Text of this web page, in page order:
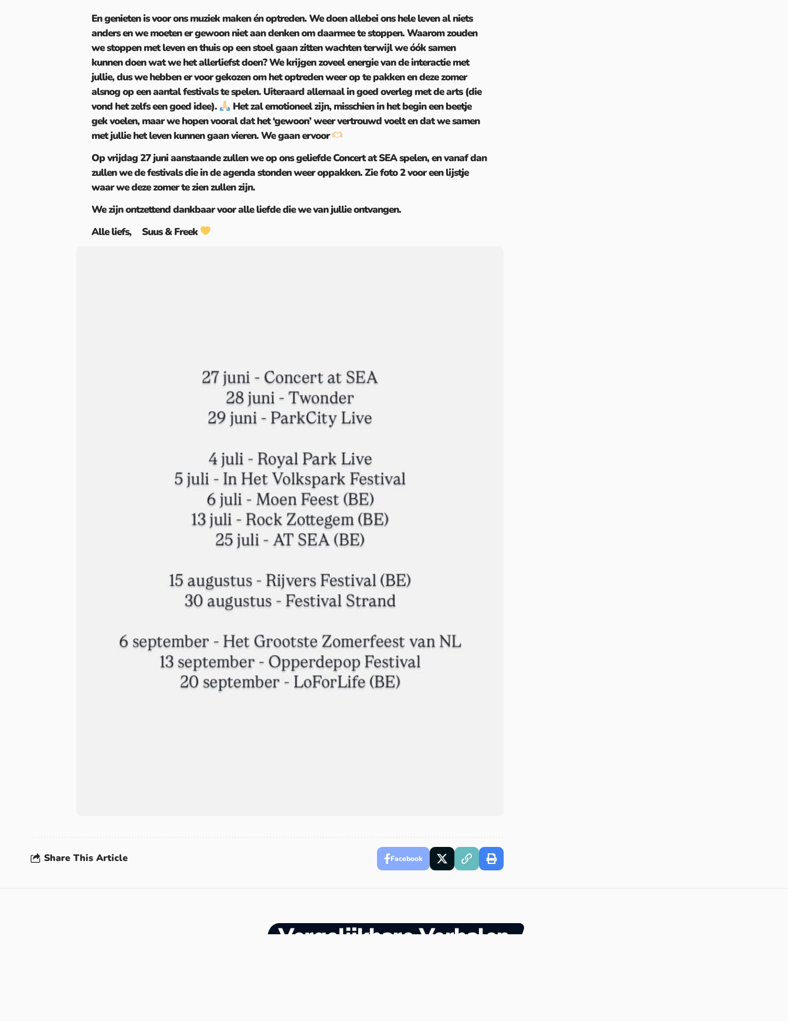
En genieten is voor ons muziek maken én optreden. We doen allebei ons hele leven al niets
anders en we moeten er gewoon niet aan denken om daarmee te stoppen. Waarom zouden
we stoppen met leven en thuis op een stoel gaan zitten wachten terwijl we óók samen
kunnen doen wat we het allerliefst doen? We krijgen zoveel energie van de interactie met
jullie, dus we hebben er voor gekozen om het optreden weer op te pakken en deze zomer
alsnog op een aantal festivals te spelen. Uiteraard allemaal in goed overleg met de arts (die
vond het zelfs een goed idee).
Het zal emotioneel zijn, misschien in het begin een beetje
gek voelen, maar we hopen vooral dat het ‘gewoon’ weer vertrouwd voelt en dat we samen
met jullie het leven kunnen gaan vieren. We gaan ervoor
Op vrijdag 27 juni aanstaande zullen we op ons geliefde Concert at SEA spelen, en vanaf dan
zullen we de festivals die in de agenda stonden weer oppakken. Zie foto 2 voor een lijstje
waar we deze zomer te zien zullen zijn.
We zijn ontzettend dankbaar voor alle liefde die we van jullie ontvangen.
Alle liefs, Suus & Freek
Share This Article Facebook
Vergelijkbare Verhalen